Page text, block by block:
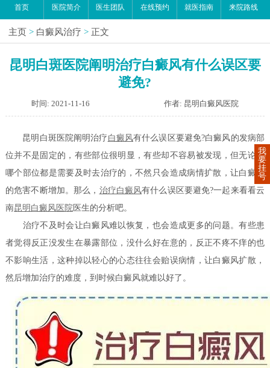
首页 医院简介 医生团队 在线预约 就医指南 来院路线
主页 > 白癜风治疗 > 正文
昆明白斑医院阐明治疗白癜风有什么误区要
避免?
时间: 2021-11-16 作者: 昆明白癜风医院
昆明白斑医院阐明治疗 白癜风有什么误区要避免?白癜风的发病部
位并不是固定的，有些部位很明显，有些却不容易被发现，但无论在
哪个部位都是需要及时去治疗的，不然只会造成病情扩散，让白癜风
的危害不断增加。那么， 治疗白癜风有什么误区要避免?一起来看看云
南昆明白癜风医院 医生的分析吧。
治疗不及时会让白癜风难以恢复，也会造成更多的问题。有些患
者觉得反正没发生在暴露部位，没什么好在意的，反正不疼不痒的也
不影响生活，这种掉以轻心的心态往往会贻误病情，让白癜风扩散，
然后增加治疗的难度，到时候白癜风就难以好了。
我
要
挂
号